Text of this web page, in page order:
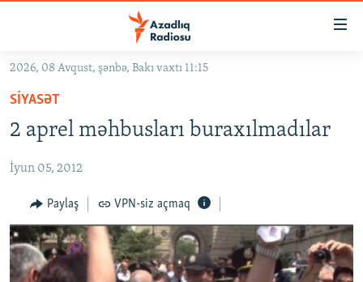
Əsas
qayıt
Əsas
naviqasiyaya
qayıt
GÜNDƏM
KORRUPSIOMETR
#ƏSLINDƏ
FƏRQƏ BAX
QANUNI DOĞRU
ARAŞDIRMA
2026, 08 Avqust, şənbə, Bakı vaxtı 11:15
SIYASƏT
2 aprel məhbusları buraxılmadılar
İyun 05, 2012
Paylaş VPN-siz açmaq